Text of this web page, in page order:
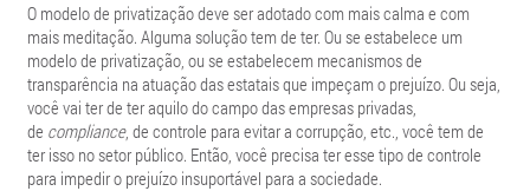
O modelo de privatização deve ser adotado com mais calma e com
mais meditação. Alguma solução tem de ter. Ou se estabelece um
modelo de privatização, ou se estabelecem mecanismos de
transparência na atuação das estatais que impeçam o prejuízo. Ou seja,
você vai ter de ter aquilo do campo das empresas privadas,
de compliance, de controle para evitar a corrupção, etc., você tem de
ter isso no setor público. Então, você precisa ter esse tipo de controle
para impedir o prejuízo insuportável para a sociedade.